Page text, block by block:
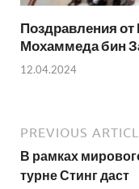
Поздравления
Мохаммеда бин
12.04.2024
PREVIOUS
В рамках
турне Стинг даст